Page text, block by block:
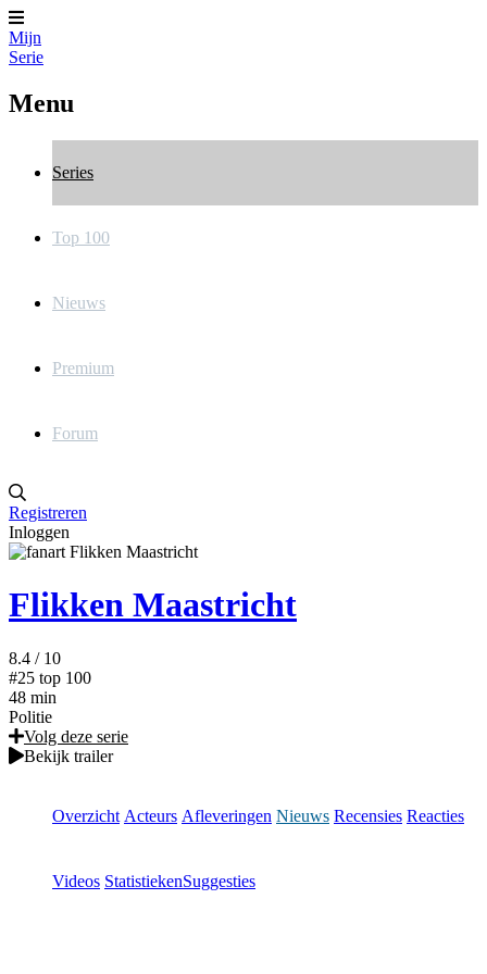
Mijn
Serie
Menu
Series
Top 100
Nieuws
Premium
Forum
Registreren
Inloggen
Flikken Maastricht
8.4 / 10
#25 top 100
48 min
Politie
Volg deze serie
Bekijk trailer
Overzicht Acteurs Afleveringen Nieuws Recensies Reacties
Videos StatistiekenSuggesties